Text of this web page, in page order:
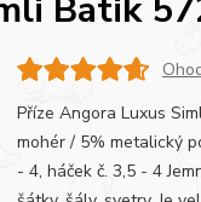
Batik
Příze Angora Luxus
mohér / 5% metalický
- 4, háček č. 3,5 - 4